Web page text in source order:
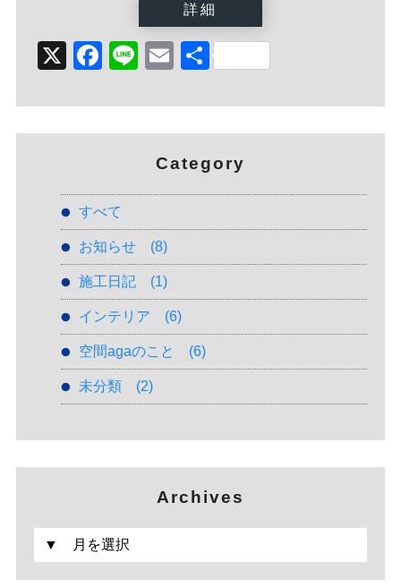
詳細
X Facebook
LineEmailShare
Category
すべて
お知らせ (8)
施工日記 (1)
インテリア (6)
空間agaのこと (6)
未分類 (2)
Archives